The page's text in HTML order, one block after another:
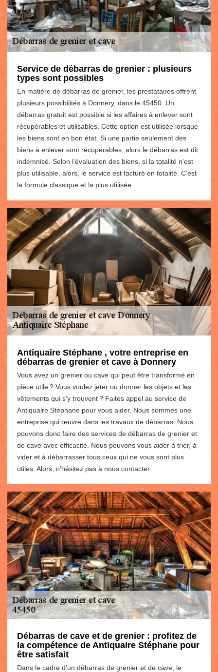
Service de débarras de grenier : plusieurs
types sont possibles
En matière de débarras de grenier, les prestataires offrent
plusieurs possibilités à Donnery, dans le 45450. Un
débarras gratuit est possible si les affaires à enlever sont
récupérables et utilisables. Cette option est utilisée lorsque
les biens sont en bon état. Si une partie seulement des
biens à enlever sont récupérables, alors le débarras est dit
indemnisé. Selon l’évaluation des biens, si la totalité n’est
plus utilisable, alors, le service est facturé en totalité. C’est
la formule classique et la plus utilisée.
Antiquaire Stéphane , votre entreprise en
débarras de grenier et cave à Donnery
Vous avez un grenier ou cave qui peut être transformé en
pièce utile ? Vous voulez jeter ou donner les objets et les
vêtements qui s’y trouvent ? Faites appel au service de
Antiquaire Stéphane pour vous aider. Nous sommes une
entreprise qui œuvre dans les travaux de débarras. Nous
pouvons donc faire des services de débarras de grenier et
de cave avec efficacité. Nous pouvons vous aider à trier, à
vider et à débarrasser tous ceux qui ne vous sont plus
utiles. Alors, n’hésitez pas à nous contacter.
Débarras de cave et de grenier : profitez de
la compétence de Antiquaire Stéphane pour
être satisfait
Dans le cadre d’un débarras de grenier et de cave, le